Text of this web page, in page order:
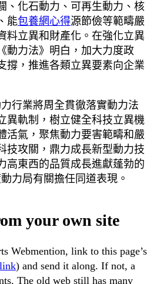
、化石動力、可再生動力、核
能包養網心得源節儉等範疇嚴
料立異和財產化。在強化立異
動力法》明白，加大力度政
撐，推進各類立異要素向企業
行業將周全貫徹落實動力法
異軌制，樹立健全科技立異機
活氣，聚焦動力要害範疇和嚴
技攻關，鼎力成長新型動力技
高東西的品質成長進獻蓬勃的
力局有關擔任同道表現。
your own site
Webmention, link to this page’s
) and send it along. If not, a
The old web still has many